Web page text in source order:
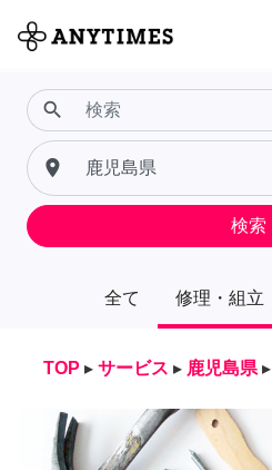
全て 修理・組立
search
place
検索
TOP ▸ サービス ▸ 鹿児島県 ▸